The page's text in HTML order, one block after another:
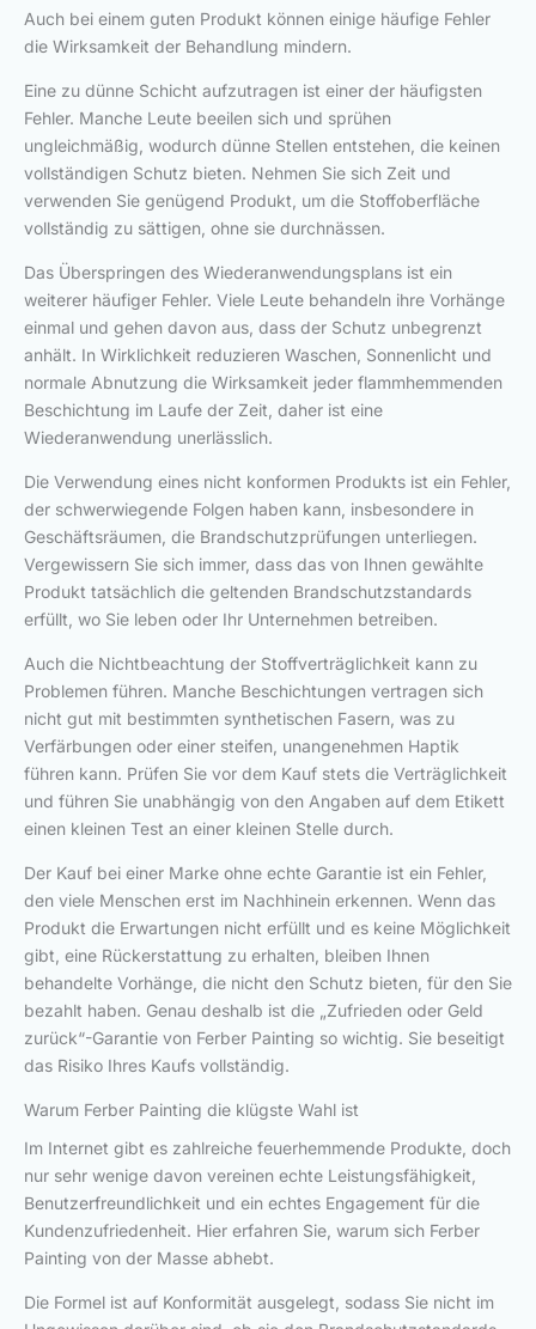
Auch bei einem guten Produkt können einige häufige Fehler
die Wirksamkeit der Behandlung mindern.
Eine zu dünne Schicht aufzutragen ist einer der häufigsten
Fehler. Manche Leute beeilen sich und sprühen
ungleichmäßig, wodurch dünne Stellen entstehen, die keinen
vollständigen Schutz bieten. Nehmen Sie sich Zeit und
verwenden Sie genügend Produkt, um die Stoffoberfläche
vollständig zu sättigen, ohne sie durchnässen.
Das Überspringen des Wiederanwendungsplans ist ein
weiterer häufiger Fehler. Viele Leute behandeln ihre Vorhänge
einmal und gehen davon aus, dass der Schutz unbegrenzt
anhält. In Wirklichkeit reduzieren Waschen, Sonnenlicht und
normale Abnutzung die Wirksamkeit jeder flammhemmenden
Beschichtung im Laufe der Zeit, daher ist eine
Wiederanwendung unerlässlich.
Die Verwendung eines nicht konformen Produkts ist ein Fehler,
der schwerwiegende Folgen haben kann, insbesondere in
Geschäftsräumen, die Brandschutzprüfungen unterliegen.
Vergewissern Sie sich immer, dass das von Ihnen gewählte
Produkt tatsächlich die geltenden Brandschutzstandards
erfüllt, wo Sie leben oder Ihr Unternehmen betreiben.
Auch die Nichtbeachtung der Stoffverträglichkeit kann zu
Problemen führen. Manche Beschichtungen vertragen sich
nicht gut mit bestimmten synthetischen Fasern, was zu
Verfärbungen oder einer steifen, unangenehmen Haptik
führen kann. Prüfen Sie vor dem Kauf stets die Verträglichkeit
und führen Sie unabhängig von den Angaben auf dem Etikett
einen kleinen Test an einer kleinen Stelle durch.
Der Kauf bei einer Marke ohne echte Garantie ist ein Fehler,
den viele Menschen erst im Nachhinein erkennen. Wenn das
Produkt die Erwartungen nicht erfüllt und es keine Möglichkeit
gibt, eine Rückerstattung zu erhalten, bleiben Ihnen
behandelte Vorhänge, die nicht den Schutz bieten, für den Sie
bezahlt haben. Genau deshalb ist die „Zufrieden oder Geld
zurück“-Garantie von Ferber Painting so wichtig. Sie beseitigt
das Risiko Ihres Kaufs vollständig.
Warum Ferber Painting die klügste Wahl ist
Im Internet gibt es zahlreiche feuerhemmende Produkte, doch
nur sehr wenige davon vereinen echte Leistungsfähigkeit,
Benutzerfreundlichkeit und ein echtes Engagement für die
Kundenzufriedenheit. Hier erfahren Sie, warum sich Ferber
Painting von der Masse abhebt.
Die Formel ist auf Konformität ausgelegt, sodass Sie nicht im